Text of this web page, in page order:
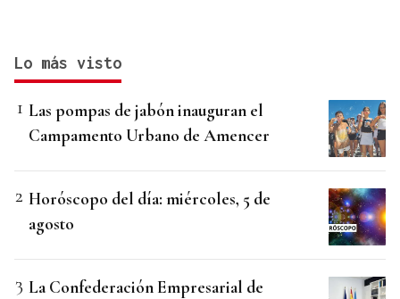
Lo más visto
Las pompas de jabón inauguran el
Campamento Urbano de Amencer
Horóscopo del día: miércoles, 5 de
agosto
La Confederación Empresarial de